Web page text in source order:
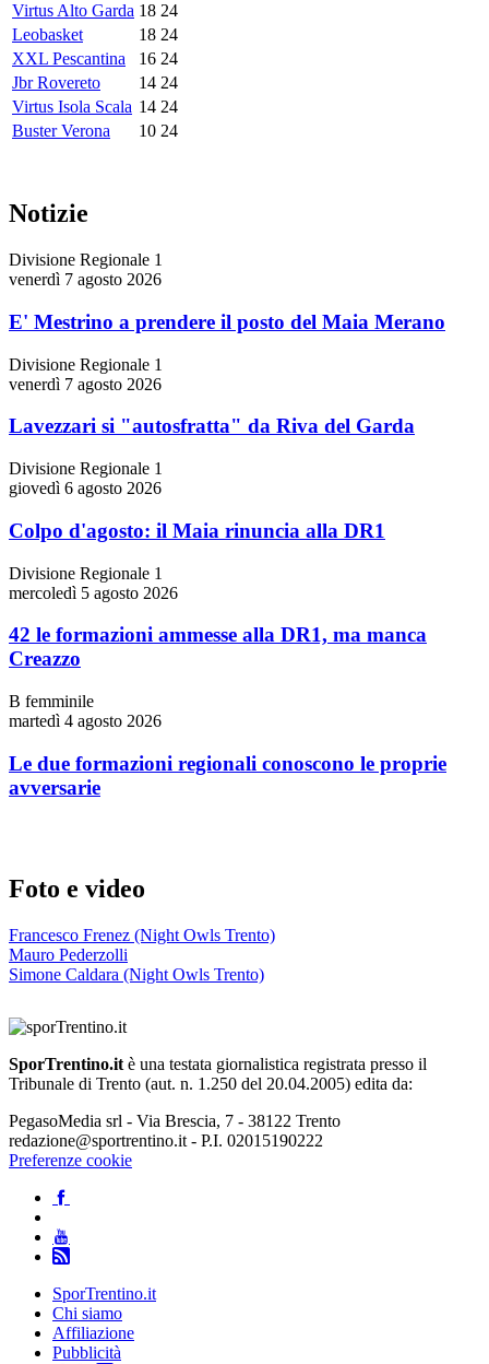
Virtus Alto Garda 18 24
Leobasket
18 24
XXL Pescantina
16 24
Jbr Rovereto
14 24
Virtus Isola Scala 14 24
Buster Verona
10 24
Notizie
Divisione Regionale 1
venerdì 7 agosto 2026
E' Mestrino a prendere il posto del Maia Merano
Divisione Regionale 1
venerdì 7 agosto 2026
Lavezzari si "autosfratta" da Riva del Garda
Divisione Regionale 1
giovedì 6 agosto 2026
Colpo d'agosto: il Maia rinuncia alla DR1
Divisione Regionale 1
mercoledì 5 agosto 2026
42 le formazioni ammesse alla DR1, ma manca
Creazzo
B femminile
martedì 4 agosto 2026
Le due formazioni regionali conoscono le proprie
avversarie
Foto e video
Francesco Frenez (Night Owls Trento)
Mauro Pederzolli
Simone Caldara (Night Owls Trento)
SporTrentino.it è una testata giornalistica registrata presso il
Tribunale di Trento (aut. n. 1.250 del 20.04.2005) edita da:
PegasoMedia srl - Via Brescia, 7 - 38122 Trento
redazione@sportrentino.it - P.I. 02015190222
Preferenze cookie
SporTrentino.it
Chi siamo
Affiliazione
Pubblicità